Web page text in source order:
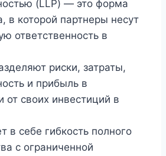
(LLP) — это форма
в которой партнеры несут
ответственность в
риски, затраты,
и прибыль в
от своих инвестиций в
в себе гибкость полного
с ограниченной